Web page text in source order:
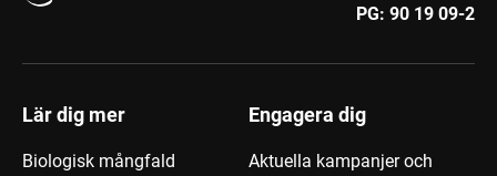
PG: 90 19 09-2
Lär dig mer
Biologisk mångfald
Engagera dig
Aktuella kampanjer och